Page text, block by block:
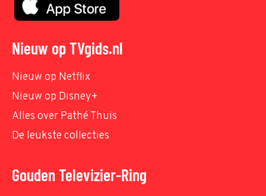
Nieuw op TVgids.nl
Nieuw op Netflix
Nieuw op Disney+
Alles over Pathé Thuis
De leukste collecties
Gouden Televizier-Ring